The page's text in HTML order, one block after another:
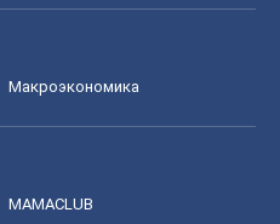
Mакроэкономика
MAMACLUB